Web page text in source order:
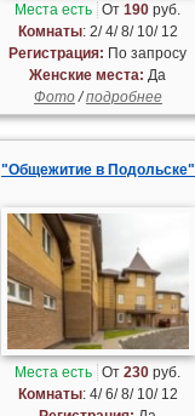
Места есть От190 руб.
Комнаты: 2/ 4/ 8/ 10/ 12
Регистрация: По запросу
Женские места: Да
Фото/подробнее
"Общежитие в Подольске"
Места есть От230 руб.
Комнаты: 4/ 6/ 8/ 10/ 12